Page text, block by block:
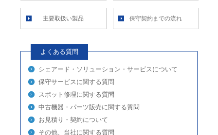
主要取扱い製品 保守契約までの流れ
よくある質問
シェアード・ソリューション・サービスについて
保守サービスに関する質問
スポット修理に関する質問
中古機器・パーツ販売に関する質問
お見積り・契約について
その他、当社に関する質問